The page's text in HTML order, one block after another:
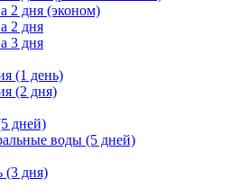
2 дня (эконом)
2 дня
3 дня
(1 день)
(2 дня)
дней)
воды (5 дней)
(3 дня)